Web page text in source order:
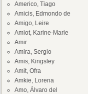
Americo, Tiago
Amicis, Edmondo de
Amigo, Leire
Amiot, Karine-Marie
Amir
Amira, Sergio
Amis, Kingsley
Amit, Ofra
Amkie, Lorena
Amo, Álvaro del